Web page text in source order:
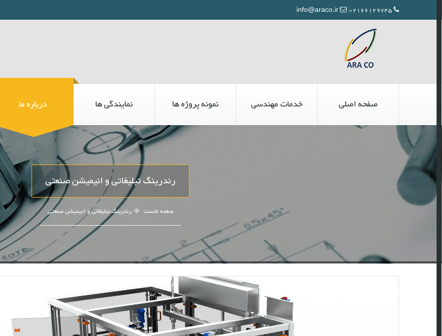
صفحه اصلی خدمات مهندسی نمونه پروژه ها نمایندگی ها درباره ما
رندرینگ تبلیغاتی و انیمیشن صنعتی
صفحه نخست رندرینگ تبلیغاتی و انیمیشن صنعتی